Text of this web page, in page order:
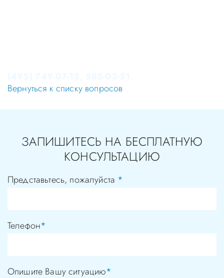
Вернуться к списку вопросов
ЗАПИШИТЕСЬ НА БЕСПЛАТНУЮ
КОНСУЛЬТАЦИЮ
Представьтесь, пожалуйста *
Телефон*
Опишите Вашу ситуацию*